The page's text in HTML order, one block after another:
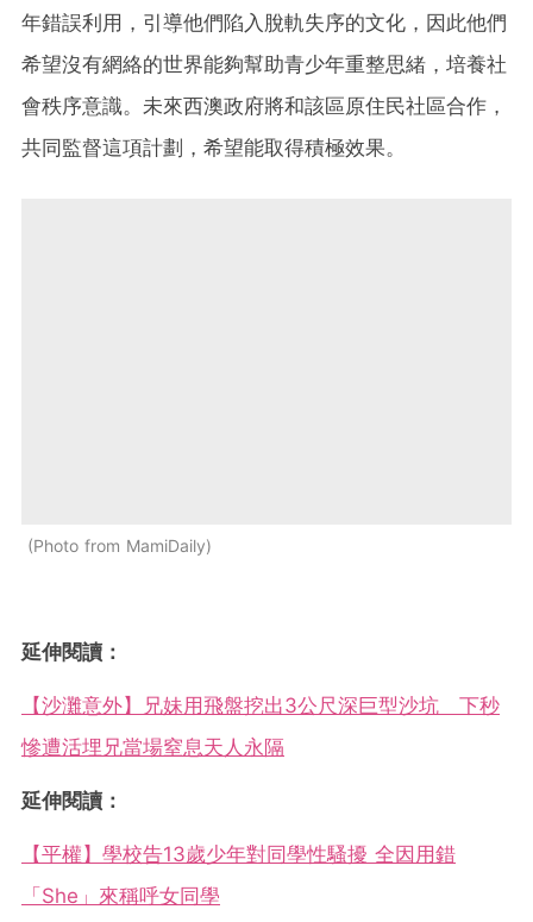
年錯誤利用，引導他們陷入脫軌失序的文化，因此他們
希望沒有網絡的世界能夠幫助青少年重整思緒，培養社
會秩序意識。未來西澳政府將和該區原住民社區合作，
共同監督這項計劃，希望能取得積極效果。
Photo from MamiDaily
延伸閱讀：
【沙灘意外】兄妹用飛盤挖出3公尺深巨型沙坑 下秒
慘遭活埋兄當場窒息天人永隔
延伸閱讀：
【平權】學校告13歲少年對同學性騷擾 全因用錯
「She」來稱呼女同學